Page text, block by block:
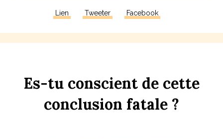
Lien Tweeter Facebook
Es-tu conscient de cette
conclusion fatale ?